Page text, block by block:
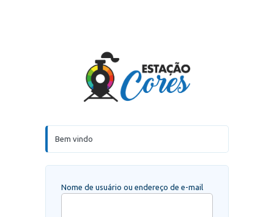
Bem vindo
Nome de usuário ou endereço de e-mail